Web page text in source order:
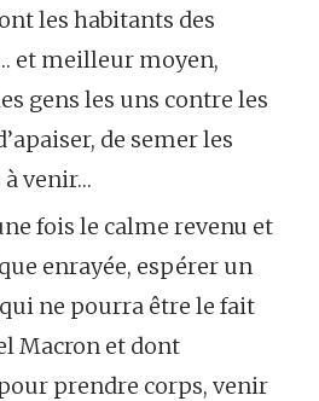
les habitants des
et meilleur moyen,
gens les uns contre les
de semer les
à venir…
fois le calme revenu et
enrayée, espérer un
ne pourra être le fait
Macron et dont
prendre corps, venir